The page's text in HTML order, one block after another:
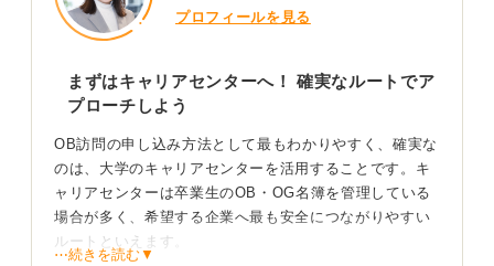
プロフィールを見る
まずはキャリアセンターへ！ 確実なルートでア
プローチしよう
OB訪問の申し込み方法として最もわかりやすく、確実な
のは、大学のキャリアセンターを活用することです。キ
ャリアセンターは卒業生のOB・OG名簿を管理している
場合が多く、希望する企業へ最も安全につながりやすい
ルートといえます。
⋯続きを読む▼